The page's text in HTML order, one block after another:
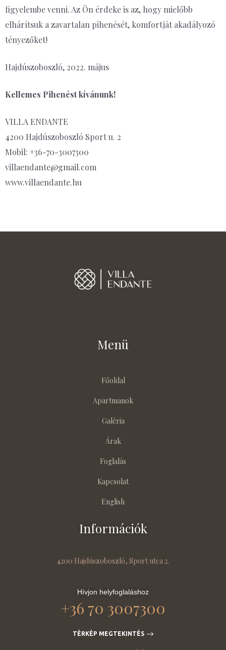
figyelembe venni. Az Ön érdeke is az, hogy mielőbb
elhárítsuk a zavartalan pihenését, komfortját akadályozó
tényezőket!
Hajdúszoboszló, 2022. május
Kellemes Pihenést kívánunk!
VILLA ENDANTE
4200 Hajdúszoboszló Sport u. 2
Mobil: +36-70-3007300
villaendante@gmail.com
www.villaendante.hu
Menü
Főoldal
Apartmanok
Galéria
Árak
Foglalás
Kapcsolat
English
Információk
4200 Hajdúszoboszló, Sport utca 2.
Hívjon helyfoglaláshoz
+36 70 3007300
TÉRKÉP MEGTEKINTÉS